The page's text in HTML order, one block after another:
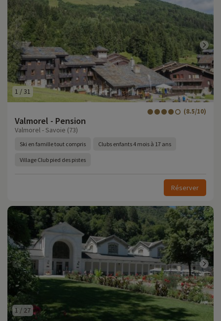
1 /31
Valmorel - Pension
(8.5/10)
Valmorel - Savoie (73)
Ski en famille tout compris Clubs enfants 4 mois à 17 ans
Village Club pied des pistes
Réserver
1 / 27